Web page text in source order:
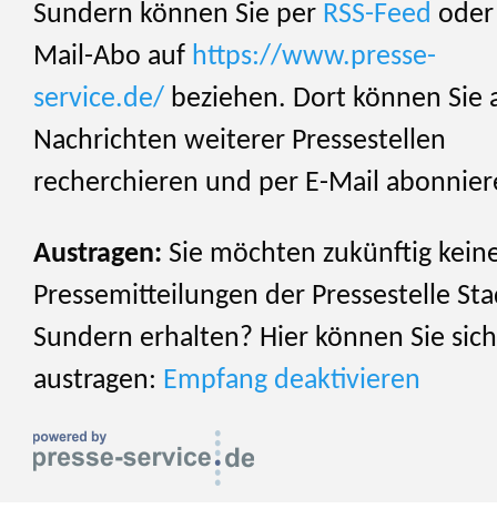
Sundern können Sie per RSS-Feed oder
Mail-Abo auf https://www.presse-
service.de/ beziehen. Dort können Sie
Nachrichten weiterer Pressestellen
recherchieren und per E-Mail
Austragen: Sie möchten zukünftig
Pressemitteilungen der Pressestelle
Sundern erhalten? Hier können Sie sich
austragen: Empfang deaktivieren